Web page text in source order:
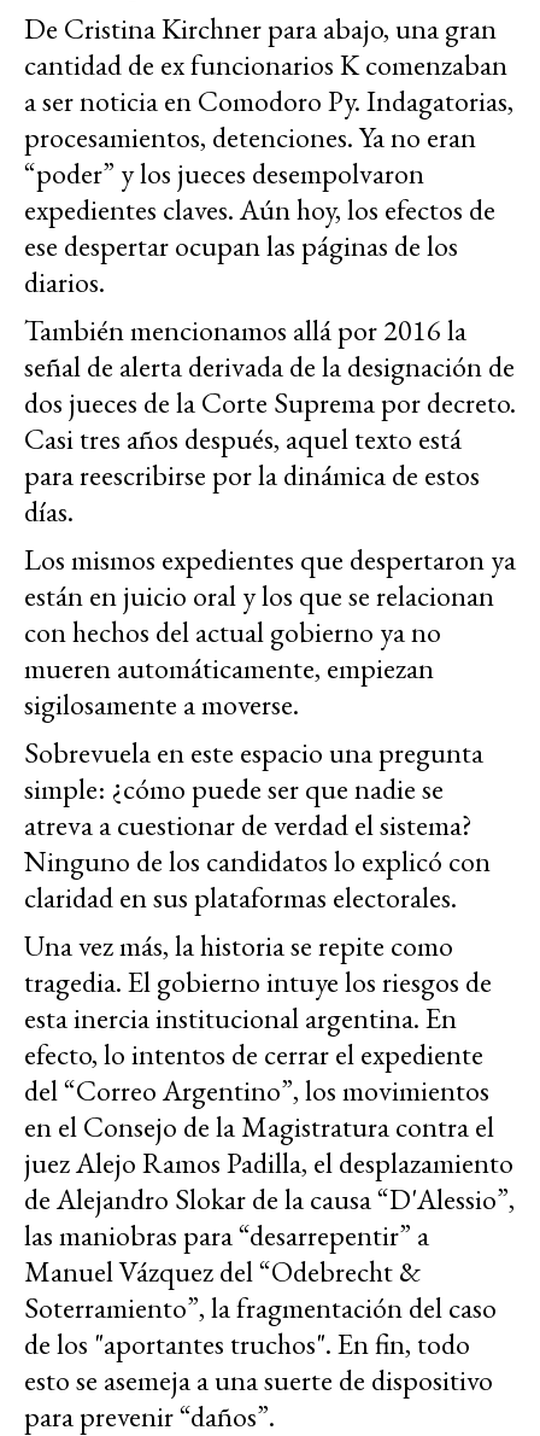
De Cristina Kirchner para abajo, una gran
cantidad de ex funcionarios K comenzaban
a ser noticia en Comodoro Py. Indagatorias,
procesamientos, detenciones. Ya no eran
“poder” y los jueces desempolvaron
expedientes claves. Aún hoy, los efectos de
ese despertar ocupan las páginas de los
diarios.
También mencionamos allá por 2016 la
señal de alerta derivada de la designación de
dos jueces de la Corte Suprema por decreto.
Casi tres años después, aquel texto está
para reescribirse por la dinámica de estos
días.
Los mismos expedientes que despertaron ya
están en juicio oral y los que se relacionan
con hechos del actual gobierno ya no
mueren automáticamente, empiezan
sigilosamente a moverse.
Sobrevuela en este espacio una pregunta
simple: ¿cómo puede ser que nadie se
atreva a cuestionar de verdad el sistema?
Ninguno de los candidatos lo explicó con
claridad en sus plataformas electorales.
Una vez más, la historia se repite como
tragedia. El gobierno intuye los riesgos de
esta inercia institucional argentina. En
efecto, lo intentos de cerrar el expediente
del “Correo Argentino”, los movimientos
en el Consejo de la Magistratura contra el
juez Alejo Ramos Padilla, el desplazamiento
de Alejandro Slokar de la causa “D'Alessio”,
las maniobras para “desarrepentir” a
Manuel Vázquez del “Odebrecht &
Soterramiento”, la fragmentación del caso
de los "aportantes truchos". En fin, todo
esto se asemeja a una suerte de dispositivo
para prevenir “daños”.